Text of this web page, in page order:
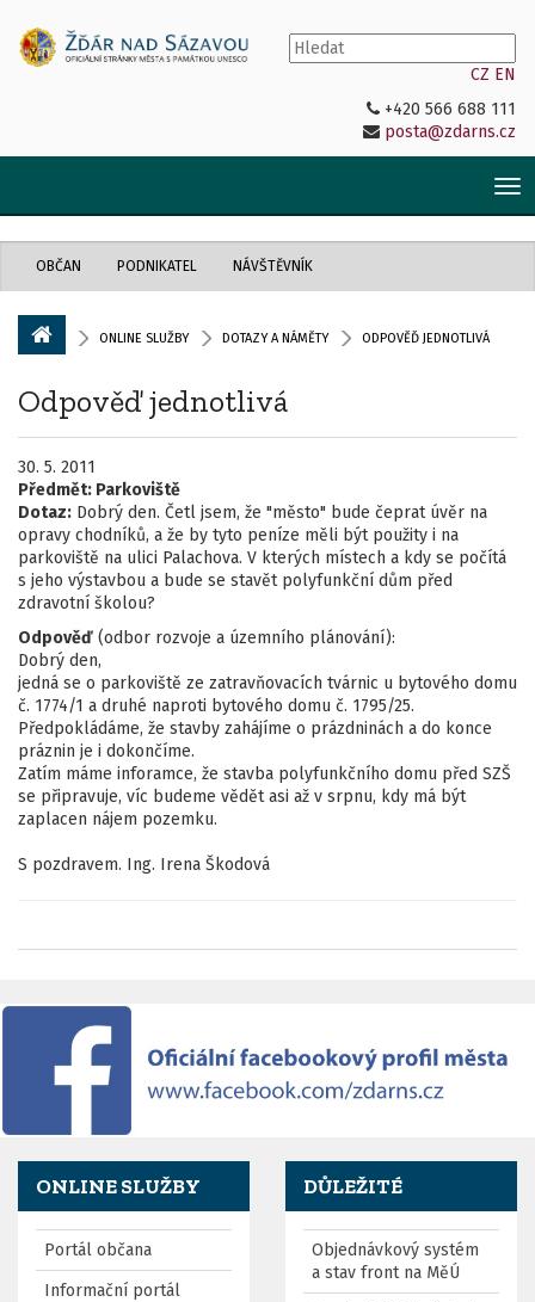
CZ EN
+420 566 688 111
posta@zdarns.cz
OBČAN PODNIKATEL NÁVŠTĚVNÍK
ONLINE SLUŽBY DOTAZY A NÁMĚTY ODPOVĚĎ JEDNOTLIVÁ
Odpověď jednotlivá
30. 5. 2011
Předmět: Parkoviště
Dotaz: Dobrý den. Četl jsem, že "město" bude čeprat úvěr na
opravy chodníků, a že by tyto peníze měli být použity i na
parkoviště na ulici Palachova. V kterých místech a kdy se počítá
s jeho výstavbou a bude se stavět polyfunkční dům před
zdravotní školou?
Odpověď (odbor rozvoje a územního plánování):
Dobrý den,
jedná se o parkoviště ze zatravňovacích tvárnic u bytového domu
č. 1774/1 a druhé naproti bytového domu č. 1795/25.
Předpokládáme, že stavby zahájíme o prázdninách a do konce
práznin je i dokončíme.
Zatím máme inforamce, že stavba polyfunkčního domu před SZŠ
se připravuje, víc budeme vědět asi až v srpnu, kdy má být
zaplacen nájem pozemku.
S pozdravem. Ing. Irena Škodová
ONLINE SLUŽBY
Portál občana
Informační portál
DŮLEŽITÉ
Objednávkový systém
a stav front na MěÚ